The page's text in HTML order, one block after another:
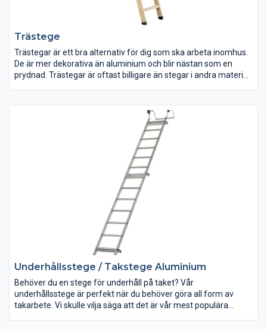
Trästege
Trästegar är ett bra alternativ för dig som ska arbeta inomhus.
De är mer dekorativa än aluminium och blir nästan som en
prydnad. Trästegar är oftast billigare än stegar i andra material
även vid elektriska arbeten då torrt trä inte är strömledande. Ur
en miljöaspekt är trästegen det bästa valet då det är ett
naturligt material och mycket miljövänligt.
Underhållsstege / Takstege Aluminium
Behöver du en stege för underhåll på taket? Vår
underhållsstege är perfekt när du behöver göra all form av
takarbete. Vi skulle vilja säga att det är vår mest populära